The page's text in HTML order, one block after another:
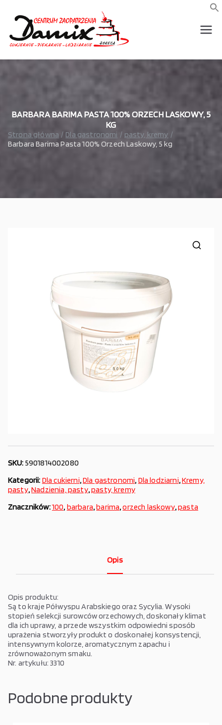
treści
wszystko
gastrono
mii
wszystko dla piekarni,
BARBARA BARIMA PASTA 100% ORZECH LASKOWY, 5
KG
Strona główna Dla gastronomi
pasty, kremy
Barbara Barima Pasta 100% Orzech Laskowy, 5 kg
SKU: 5901814002080
Kategorii: Dla cukierni,Dla gastronomi, Dla lodziarni,Kremy,
pasty,Nadzienia, pasty,pasty, kremy
Znaczników:100, barbara,barima,orzech laskowy,pasta
Opis
Opis produktu:
Są to kraje Półwyspu Arabskiego oraz Sycylia. Wysoki
stopień selekcji surowców orzechowych, doskonały klimat
dla ich uprawy, a przede wszystkim odpowiedni sposób
uprażenia stworzyły produkt o doskonałej konsystencji,
intensywnym kolorze, aromatycznym zapachu i
zrównoważonym smaku.
Nr. artykułu: 3310
Podobne produkty